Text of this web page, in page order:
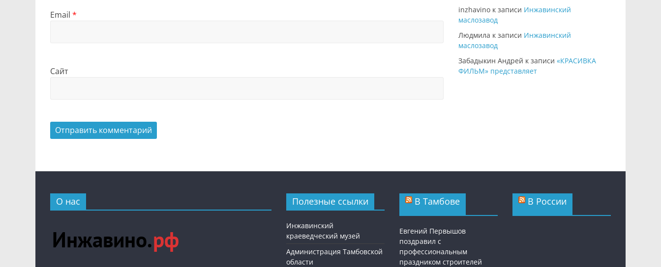
Email *
Сайт
inzhavino к записи Инжавинский
маслозавод
Людмила к записи Инжавинский
маслозавод
Забадыкин Андрей к записи «КРАСИВКА
ФИЛЬМ» представляет
О нас Полезные ссылки
Инжавинский
краеведческий музей
Администрация Тамбовской
области
В Тамбове
Евгений Первышов
поздравил с
профессиональным
праздником строителей
В России